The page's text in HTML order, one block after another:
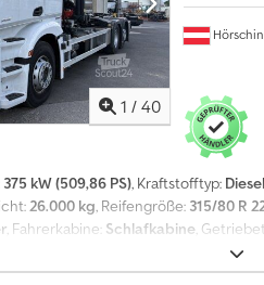
1 / 40
375 kW (509,86 PS), Kraftstofftyp: Diesel
26.000 kg , Reifengröße: 315/80 R
, Fahrerkabine: Schlafkabine ,
,
Kran, LKW-Zulassung,